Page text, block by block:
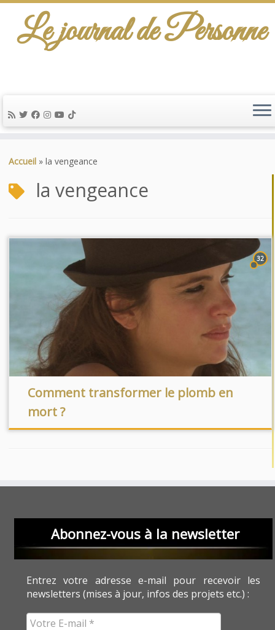
au
Le journal de Personne
Accueil » la vengeance
la vengeance
32
Comment transformer le plomb en
mort ?
Abonnez-vous à la newsletter
Entrez votre adresse e-mail pour recevoir les
newsletters (mises à jour, infos des projets etc.) :